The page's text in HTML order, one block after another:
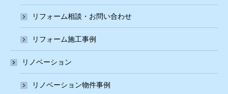
リフォーム相談・お問い合わせ
リフォーム施工事例
リノベーション
リノベーション物件事例